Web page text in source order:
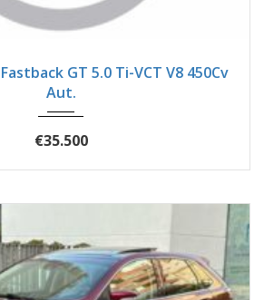
GT 5.0 Ti-VCT V8 450Cv
Aut.
€35.500